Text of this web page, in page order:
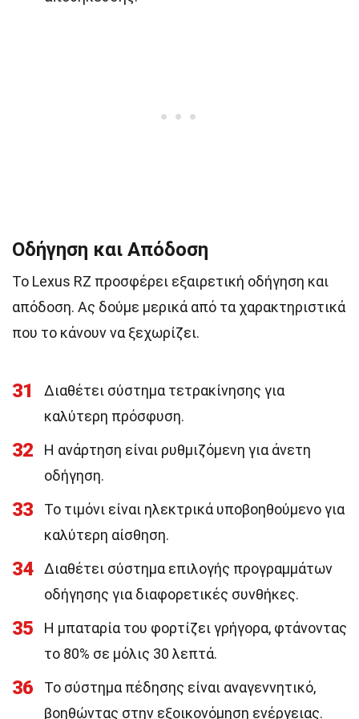
Οδήγηση και Απόδοση
Το Lexus RZ προσφέρει εξαιρετική οδήγηση και
απόδοση. Ας δούμε μερικά από τα χαρακτηριστικά
που το κάνουν να ξεχωρίζει.
31
Διαθέτει σύστημα τετρακίνησης για
καλύτερη πρόσφυση.
32
Η ανάρτηση είναι ρυθμιζόμενη για άνετη
οδήγηση.
33
Το τιμόνι είναι ηλεκτρικά υποβοηθούμενο για
καλύτερη αίσθηση.
34
Διαθέτει σύστημα επιλογής προγραμμάτων
οδήγησης για διαφορετικές συνθήκες.
35
Η μπαταρία του φορτίζει γρήγορα, φτάνοντας
το 80% σε μόλις 30 λεπτά.
36
Το σύστημα πέδησης είναι αναγεννητικό,
βοηθώντας στην εξοικονόμηση ενέργειας.